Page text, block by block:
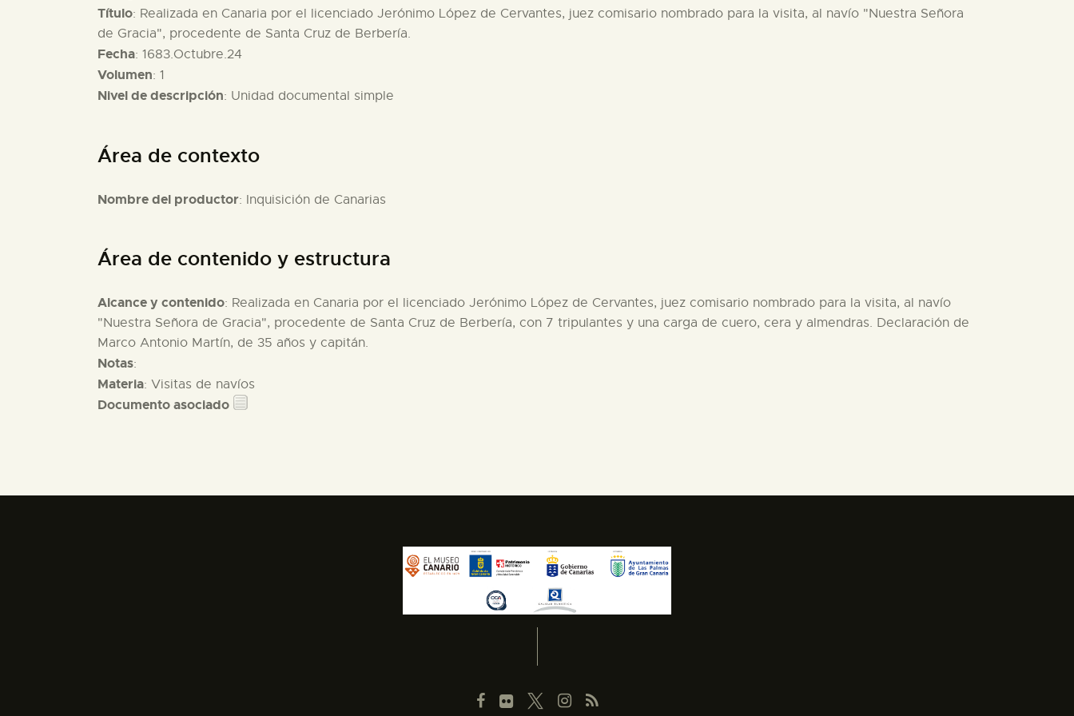
Título: Realizada en Canaria por el licenciado Jerónimo López de Cervantes, juez comisario nombrado para la visita, al navío "Nuestra Señora
de Gracia", procedente de Santa Cruz de Berbería.
Fecha: 1683.Octubre.24
Volumen: 1
Nivel de descripción: Unidad documental simple
Área de contexto
Nombre del productor: Inquisición de Canarias
Área de contenido y estructura
Alcance y contenido: Realizada en Canaria por el licenciado Jerónimo López de Cervantes, juez comisario nombrado para la visita, al navío
"Nuestra Señora de Gracia", procedente de Santa Cruz de Berbería, con 7 tripulantes y una carga de cuero, cera y almendras. Declaración de
Marco Antonio Martín, de 35 años y capitán.
Notas:
Materia: Visitas de navíos
Documento asociado